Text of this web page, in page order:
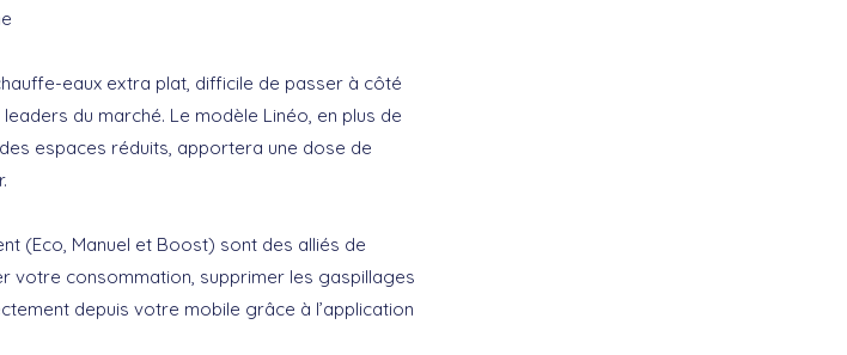
eaux extra plat, difficile de passer à côté
du marché. Le modèle Linéo, en plus de
espaces réduits, apportera une dose de
(Eco, Manuel et Boost) sont des alliés de
votre consommation, supprimer les gaspillages
depuis votre mobile grâce à l’application